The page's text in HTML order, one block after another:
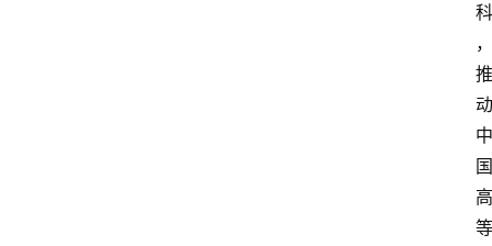
科
，
推
动
中
国
高
等